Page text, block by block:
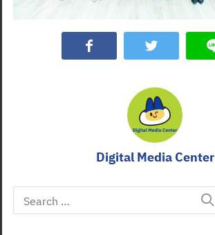
Digital Media Center
Search
for: